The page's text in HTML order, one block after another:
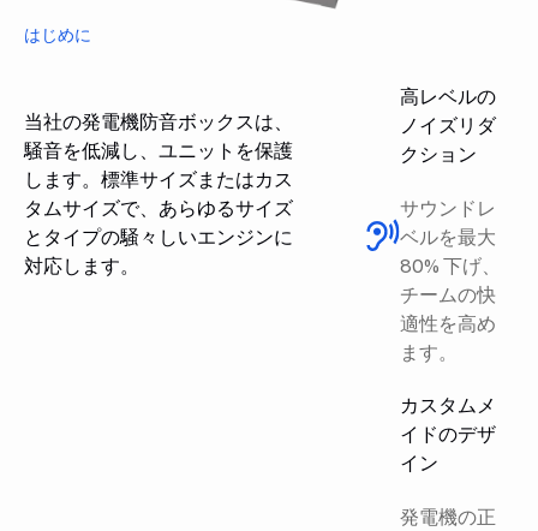
はじめに
当社の発電機防音ボックスは、
騒音を低減し、ユニットを保護
します。標準サイズまたはカス
タムサイズで、あらゆるサイズ
とタイプの騒々しいエンジンに
対応します。
高レベルの
ノイズリダ
クション
サウンドレ
ベルを最大
80% 下げ、
チームの快
適性を高め
ます。
カスタムメ
イドのデザ
イン
発電機の正